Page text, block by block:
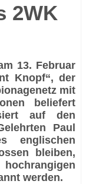
2WK
13. Februar
Knopf“, der
mit
beliefert
auf den
Paul
englischen
bleiben,
werden.